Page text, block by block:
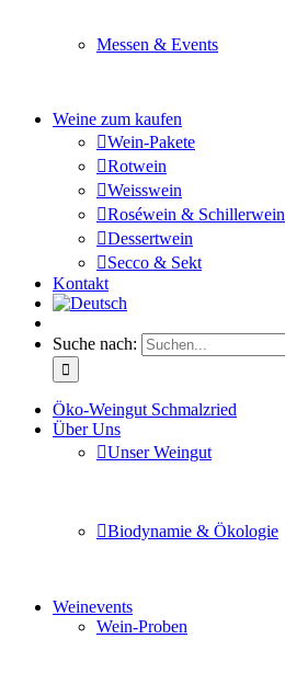
Messen & Events
Weine zum kaufen
Wein-Pakete
Rotwein
Weisswein
Roséwein & Schillerwein
Dessertwein
Secco & Sekt
Kontakt
Suche nach:
Öko-Weingut Schmalzried
Über Uns
Unser Weingut
Biodynamie & Ökologie
Weinevents
Wein-Proben